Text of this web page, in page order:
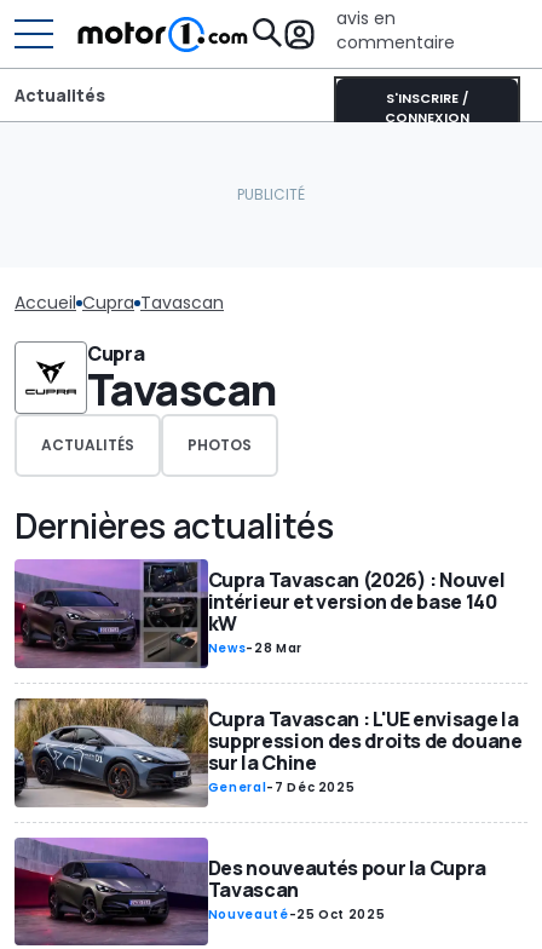
avis en
commentaire
S'INSCRIRE /
CONNEXION
Actualités
Accueil Cupra Tavascan
Cupra
Tavascan
ACTUALITÉS PHOTOS
Dernières actualités
Cupra Tavascan (2026) : Nouvel
intérieur et version de base 140
kW
News- 28 Mar
Cupra Tavascan : L'UE envisage la
suppression des droits de douane
sur la Chine
General- 7 Déc 2025
Des nouveautés pour la Cupra
Tavascan
Nouveauté-25 Oct 2025